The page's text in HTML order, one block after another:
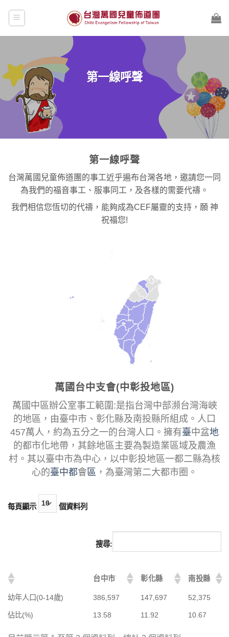
第一線呼聲
第一線呼聲
台灣萬國兒童佈道團的事工近乎遍布台灣各地，邀請您一同
為我們的福音事工、服事同工，及各樣的需要代禱。
我們相信您恆切的代禱，能夠成為CEF屬靈的支持，願 神
祝福您!
萬國台中支會(中彰投地區)
萬國中區辦公室事工範圍:是指台灣中部瀕台灣海峽
的地區，由臺中市、彰化縣及南投縣所組成。人口
457萬人，約為五分之一的台灣人口。擁有臺中盆地
的都市化地帶，其餘地區主要為製造業區域及農漁
村。其以臺中市為中心，以中彰投地區一都二縣為核
心的臺中都會區 ，為臺灣第二大都市圈。
每頁顯示 個資料列
搜尋:
台中市 彰化縣 南投縣
幼年人口(0-14歲) 386,597 147,697 52,375
佔比(%) 13.58 11.92 10.67